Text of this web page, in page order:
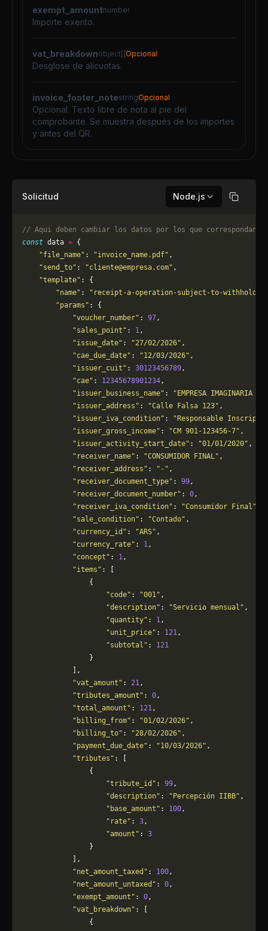
exempt_amountnumber
Importe exento.
vat_breakdownobject[]Opcional
Desglose de alícuotas.
invoice_footer_notestringOpcional
Opcional. Texto libre de nota al pie del
comprobante. Se muestra después de los importes
y antes del QR.
Solicitud Node.js Copiar
// Aqui deben cambiar los datos por los que correspondan.
const data = {
    "file_name"
: "invoice_name.pdf" ,
    "send_to"
: "cliente@empresa.com" ,
    "template"
: {
        "name"
:
"receipt-a-operation-subject-to-
        "params"
: {
            "voucher_number"
: 97,
            "sales_point"
: 1,
            "issue_date"
: "27/02/2026" ,
            "cae_due_date"
: "12/03/2026" ,
            "issuer_cuit"
: 30123456789,
            "cae"
: 12345678901234,
            "issuer_business_name"
:
"EMPRESA IMAGINARIA
            "issuer_address"
: "Calle Falsa 123" ,
            "issuer_iva_condition"
:
"Responsable
            "issuer_gross_income"
: "CM 901-123456-7" ,
            "issuer_activity_start_date"
: "01/01/2020" ,
            "receiver_name"
: "CONSUMIDOR FINAL" ,
            "receiver_address"
: "-" ,
            "receiver_document_type"
: 99,
            "receiver_document_number"
: 0,
            "receiver_iva_condition"
: "Consumidor Final"
            "sale_condition"
: "Contado" ,
            "currency_id"
: "ARS" ,
            "currency_rate"
: 1,
            "concept"
: 1,
            "items"
: [
                {
                    "code"
: "001" ,
                    "description"
: "Servicio mensual" ,
                    "quantity"
: 1,
                    "unit_price"
: 121,
                    "subtotal"
: 121
                }
            ],
            "vat_amount"
: 21,
            "tributes_amount"
: 0,
            "total_amount"
: 121,
            "billing_from"
: "01/02/2026" ,
            "billing_to"
: "28/02/2026" ,
            "payment_due_date"
: "10/03/2026" ,
            "tributes"
: [
                {
                    "tribute_id"
: 99,
                    "description"
: "Percepción IIBB" ,
                    "base_amount"
: 100,
                    "rate"
: 3,
                    "amount"
: 3
                }
            ],
            "net_amount_taxed"
: 100,
            "net_amount_untaxed"
: 0,
            "exempt_amount"
: 0,
            "vat_breakdown"
: [
                {